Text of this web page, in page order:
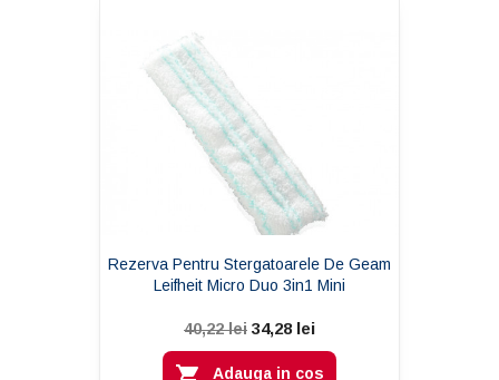
Rezerva Pentru Stergatoarele De Geam
Leifheit Micro Duo 3in1 Mini
40,22 lei 34,28 lei
Adauga in cos